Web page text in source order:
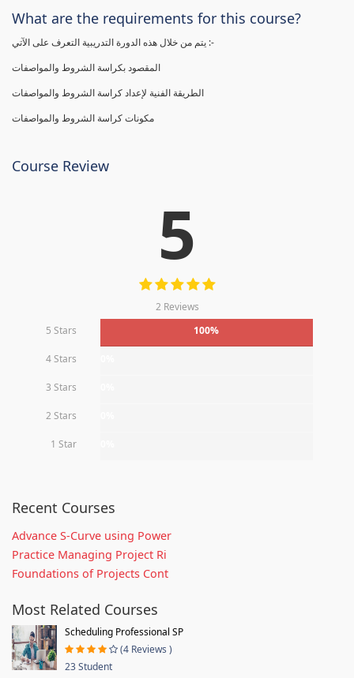
What are the requirements for this course?
يتم من خلال هذه الدورة التدريبية التعرف على الآتي :-
المقصود بكراسة الشروط والمواصفات
الطريقة الفنية لإعداد كراسة الشروط والمواصفات
مكونات كراسة الشروط والمواصفات
Course Review
5
2 Reviews
5 Stars
100%
4 Stars
3 Stars
2 Stars
1 Star
Recent Courses
Advance S-Curve using Power
Practice Managing Project Ri
Foundations of Projects Cont
Most Related Courses
Scheduling Professional SP
(4 Reviews )
23 Student